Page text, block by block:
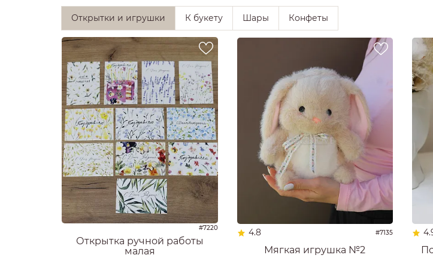
Открытки и игрушки К букету Шары Конфеты
#7220
Открытка ручной работы
малая
4.8 #7135
Мягкая игрушка №2